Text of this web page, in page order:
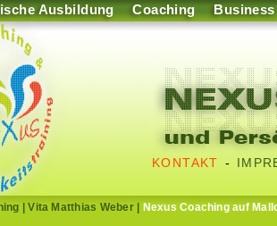
Ausbildung Coaching Business
KONTAKT -
|Vita Matthias Weber| Nexus Coaching auf